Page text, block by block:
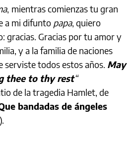
, mientras comienzas tu gran
a mi difunto papa, quiero
gracias. Gracias por tu amor y
y a la familia de naciones
serviste todos estos años. May
thee to thy rest“
de la tragedia Hamlet, de
bandadas de ángeles
).